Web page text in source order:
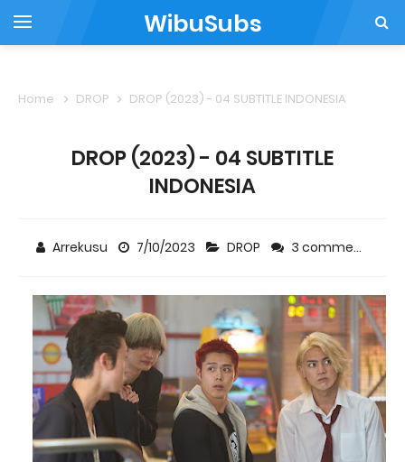
WibuSubs
Home DROP DROP (2023) - 04 SUBTITLE INDONESIA
DROP (2023) - 04 SUBTITLE
INDONESIA
Arrekusu 7/10/2023 DROP 3 comments